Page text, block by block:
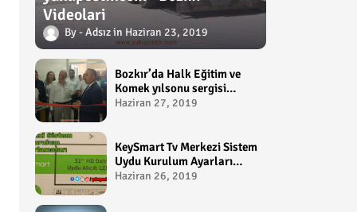
Videolari
Adsız Haziran 23, 2019
Bozkır’da Halk Eğitim ve
Komek yılsonu sergisi
gerçekleştirildi-
Haziran 27, 2019
KeySmart Tv Merkezi Sistem
Uydu Kurulum Ayarları
Video anlatım -
Haziran 26, 2019